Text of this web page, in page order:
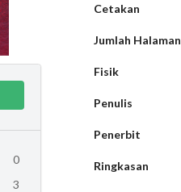
0
3
Cetakan
Jumlah Halaman
Fisik
Penulis
Penerbit
Ringkasan